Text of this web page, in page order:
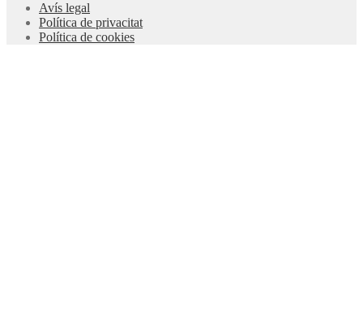
Avís legal
Política de privacitat
Política de cookies